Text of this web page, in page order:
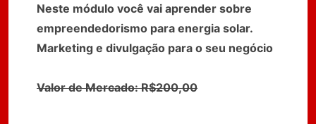
Neste módulo você vai aprender sobre
empreendedorismo para energia solar.
Marketing e divulgação para o seu negócio
Valor de Mercado: R$200,00